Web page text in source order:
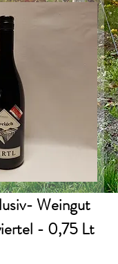
Weingut
- 0,75 Lt